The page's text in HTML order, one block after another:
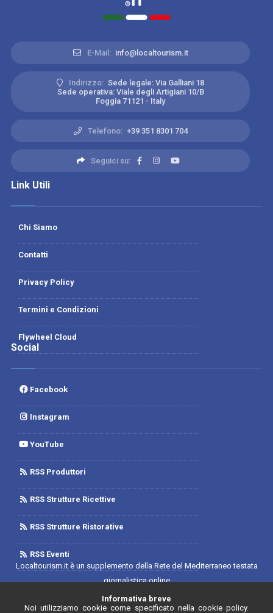
E-Mail: info@localtourism.it
Indirizzo: Sede legale: Via Galliani 18
Sede operativa: Viale degli Artigiani 10/B
Foggia 71121 - Italy
Telefono: +39 351 8301 704
Seguici su:
Link Utili
Chi Siamo
Contatti
Privacy Policy
Termini e Condizioni
Flywheel Cloud
Social
Facebook
Instagram
YouTube
RSS Produttori
RSS Strutture Ricettive
RSS Strutture Ristorative
RSS Eventi
Localtourism.it è un supplemento della Rete del Mediterraneo testata
giornalistica online
Trib. di Foggia n.1893/2019 - Reg. 2/2019- Rete del Mediterraneo
Contratto di Rete Editore
Informativa breve
Noi utilizziamo cookie come specificato nella cookie policy.